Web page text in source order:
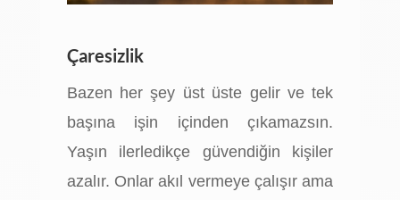
Çaresizlik
Bazen her şey üst üste gelir ve tek
başına işin içinden çıkamazsın.
Yaşın ilerledikçe güvendiğin kişiler
azalır. Onlar akıl vermeye çalışır ama